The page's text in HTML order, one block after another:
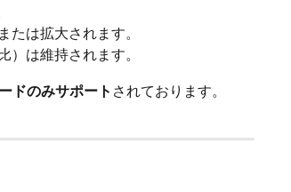
は拡大されます。
は維持されます。
ドのみサポート されております。